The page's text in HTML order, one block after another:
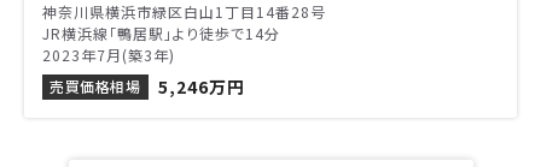
神奈川県横浜市緑区白山1丁目14番28号
JR横浜線「鴨居駅」より徒歩で14分
2023年7月(築3年)
売買価格相場
5,246万円